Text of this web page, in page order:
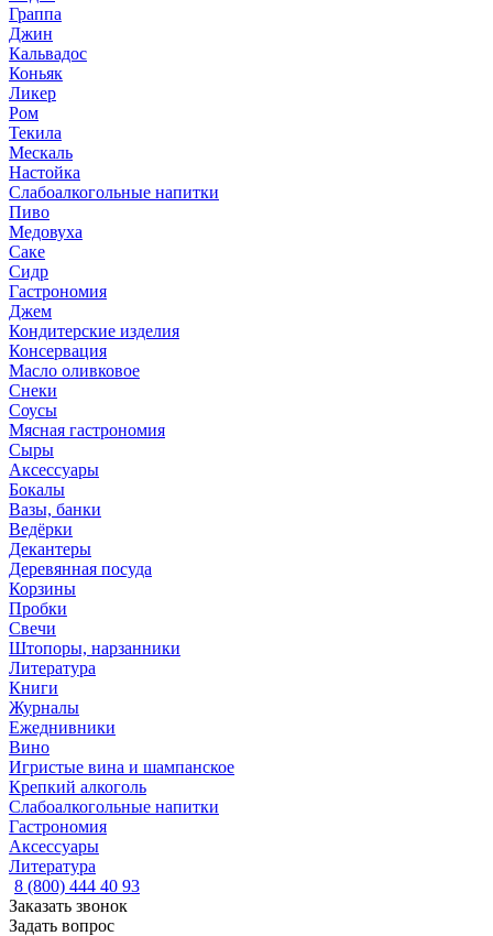
Граппа
Джин
Кальвадос
Коньяк
Ликер
Ром
Текила
Мескаль
Настойка
Слабоалкогольные напитки
Пиво
Медовуха
Саке
Сидр
Гастрономия
Джем
Кондитерские изделия
Консервация
Масло оливковое
Снеки
Соусы
Мясная гастрономия
Сыры
Аксессуары
Бокалы
Вазы, банки
Ведёрки
Декантеры
Деревянная посуда
Корзины
Пробки
Свечи
Штопоры, нарзанники
Литература
Книги
Журналы
Ежеднивники
Вино
Игристые вина и шампанское
Крепкий алкоголь
Слабоалкогольные напитки
Гастрономия
Аксессуары
Литература
8 (800) 444 40 93
Заказать звонок
Задать вопрос